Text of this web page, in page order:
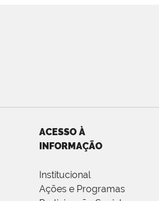
ACESSO À
INFORMAÇÃO
Institucional
Ações e Programas